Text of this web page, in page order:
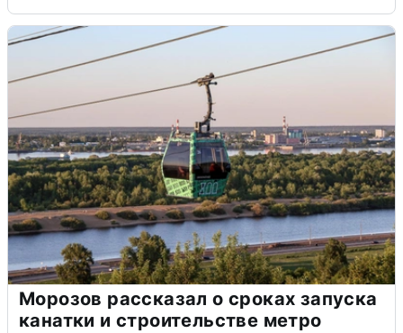
Морозов рассказал о сроках запуска
канатки и строительстве метро